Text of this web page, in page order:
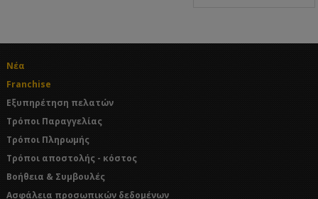
Νέα
Franchise
Εξυπηρέτηση πελατών
Τρόποι Παραγγελίας
Τρόποι Πληρωμής
Τρόποι αποστολής - κόστος
Βοήθεια & Συμβουλές
Ασφάλεια προσωπικών δεδομένων